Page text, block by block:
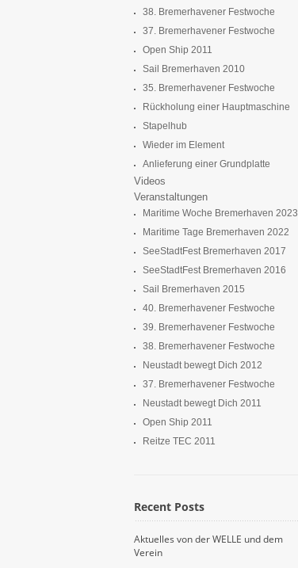
38. Bremerhavener Festwoche
37. Bremerhavener Festwoche
Open Ship 2011
Sail Bremerhaven 2010
35. Bremerhavener Festwoche
Rückholung einer Hauptmaschine
Stapelhub
Wieder im Element
Anlieferung einer Grundplatte
Videos
Veranstaltungen
Maritime Woche Bremerhaven 2023
Maritime Tage Bremerhaven 2022
SeeStadtFest Bremerhaven 2017
SeeStadtFest Bremerhaven 2016
Sail Bremerhaven 2015
40. Bremerhavener Festwoche
39. Bremerhavener Festwoche
38. Bremerhavener Festwoche
Neustadt bewegt Dich 2012
37. Bremerhavener Festwoche
Neustadt bewegt Dich 2011
Open Ship 2011
Reitze TEC 2011
Recent Posts
Aktuelles von der WELLE und dem
Verein